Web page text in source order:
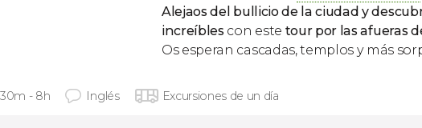
Alejaos del bullicio de la ciudad y
increíblescon este tour por las afueras
Os esperan cascadas, templos y más
- 8h Inglés Excursiones de un día